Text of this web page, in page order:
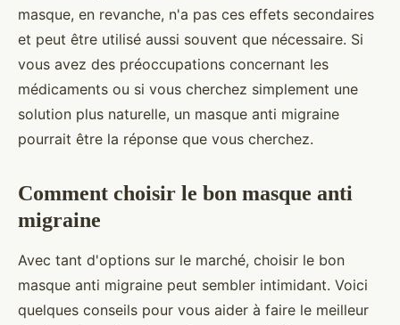
masque, en revanche, n'a pas ces effets secondaires
et peut être utilisé aussi souvent que nécessaire. Si
vous avez des préoccupations concernant les
médicaments ou si vous cherchez simplement une
solution plus naturelle, un masque anti migraine
pourrait être la réponse que vous cherchez.
Comment choisir le bon masque anti
migraine
Avec tant d'options sur le marché, choisir le bon
masque anti migraine peut sembler intimidant. Voici
quelques conseils pour vous aider à faire le meilleur